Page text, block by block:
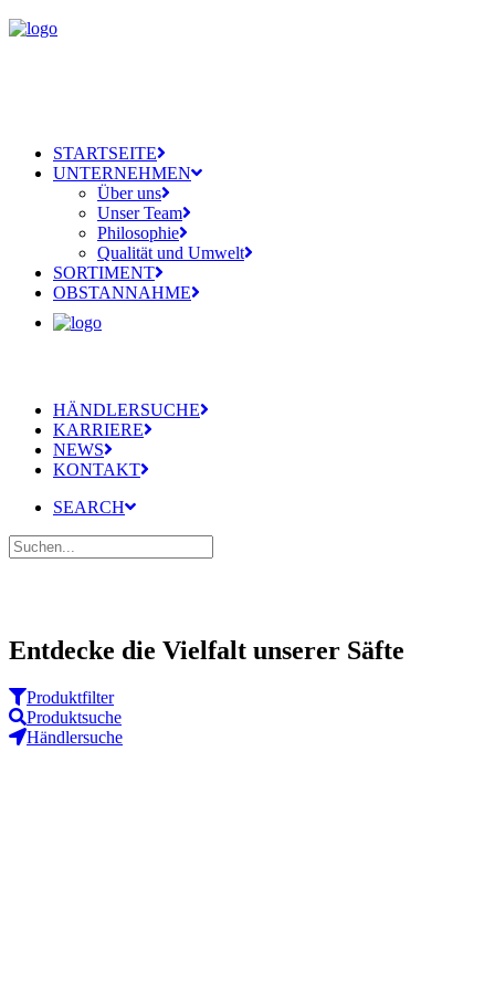
STARTSEITE
UNTERNEHMEN
Über uns
Unser Team
Philosophie
Qualität und Umwelt
SORTIMENT
OBSTANNAHME
HÄNDLERSUCHE
KARRIERE
NEWS
KONTAKT
SEARCH
Entdecke die Vielfalt unserer Säfte
Produkt­filter
Produkt­suche
Händler­suche